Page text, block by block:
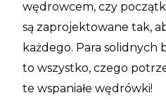
wędrowcem, czy
są zaprojektowane tak,
każdego. Para
to wszystko, czego
te wspaniałe wędrówki!